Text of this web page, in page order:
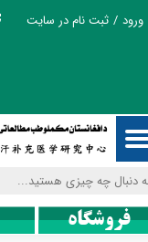
ورود / ثبت نام در سایت
سفارشات
خروج از حساب کاربری
فروشگاه